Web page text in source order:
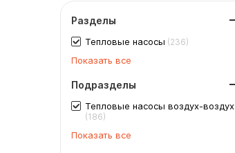
Разделы
Тепловые насосы (236)
Показать все
Подразделы
Тепловые насосы воздух-воздух
(186)
Показать все